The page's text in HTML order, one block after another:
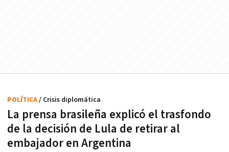
La prensa brasileña explicó el trasfondo
de la decisión de Lula de retirar al
embajador en Argentina
POLÍTICA/ Crisis diplomática